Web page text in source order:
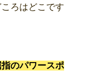
ろはどこです
のパワースポ